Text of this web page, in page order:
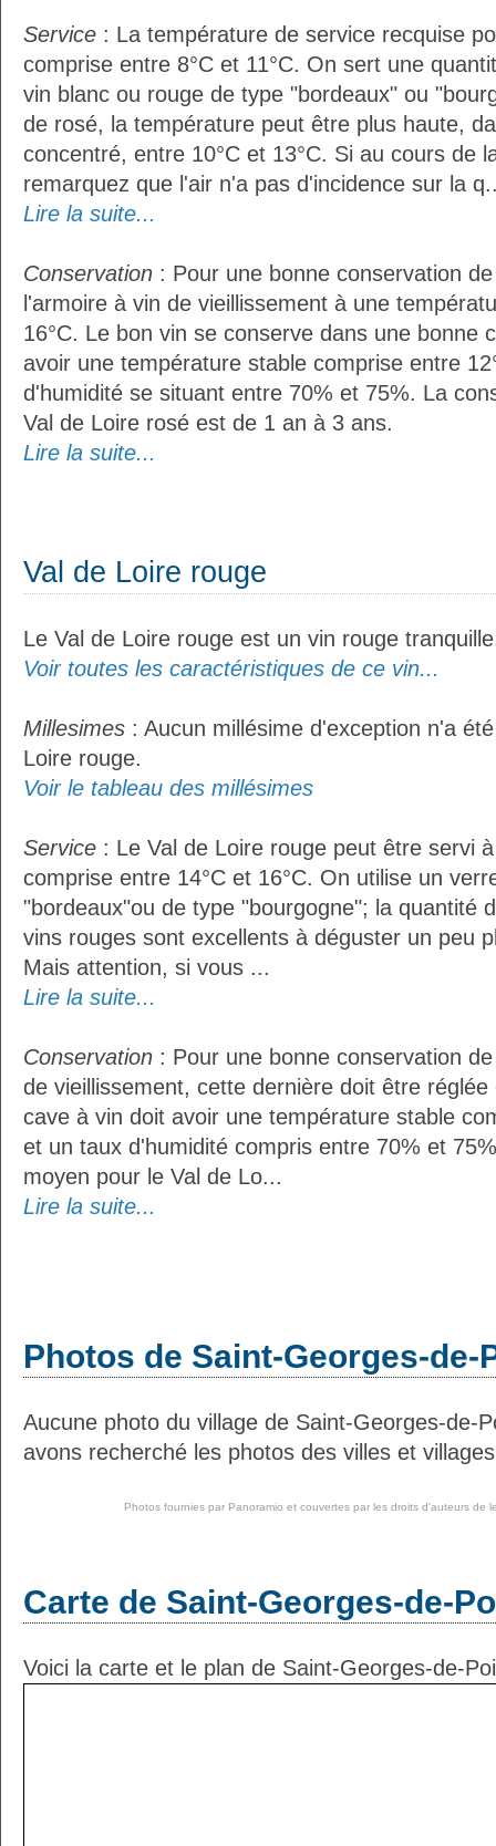
Service : La température de service recquise
comprise entre 8°C et 11°C. On sert une
vin blanc ou rouge de type "bordeaux" ou
de rosé, la température peut être plus haute,
concentré, entre 10°C et 13°C. Si au cours de
remarquez que l'air n'a pas d'incidence sur la
Lire la suite...
Conservation : Pour une bonne conservation
l'armoire à vin de vieillissement à une
16°C. Le bon vin se conserve dans une bonne
avoir une température stable comprise entre
d'humidité se situant entre 70% et 75%. La
Val de Loire rosé est de 1 an à 3 ans.
Lire la suite...
Val de Loire rouge
Le Val de Loire rouge est un vin rouge
Voir toutes les caractéristiques de ce vin...
Millesimes : Aucun millésime d'exception n'a
Loire rouge.
Voir le tableau des millésimes
Service : Le Val de Loire rouge peut être servi
comprise entre 14°C et 16°C. On utilise un
"bordeaux"ou de type "bourgogne"; la quantité
vins rouges sont excellents à déguster un peu
Mais attention, si vous ...
Lire la suite...
Conservation : Pour une bonne conservation
de vieillissement, cette dernière doit être réglée
cave à vin doit avoir une température stable
et un taux d'humidité compris entre 70% et
moyen pour le Val de Lo...
Lire la suite...
Photos de Saint-Georges-de-
Aucune photo du village de Saint-Georges-de-
avons recherché les photos des villes et
Photos fournies par Panoramio et couvertes par les droits d'auteurs de
Carte de Saint-Georges-de-
Voici la carte et le plan de Saint-Georges-de-